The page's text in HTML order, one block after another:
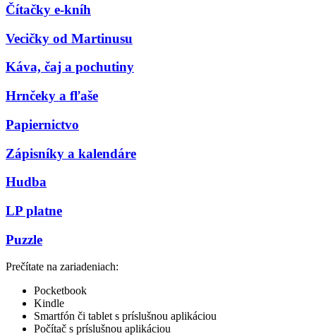
Čítačky e-kníh
Vecičky od Martinusu
Káva, čaj a pochutiny
Hrnčeky a fľaše
Papiernictvo
Zápisníky a kalendáre
Hudba
LP platne
Puzzle
Prečítate na zariadeniach:
Pocketbook
Kindle
Smartfón či tablet s príslušnou aplikáciou
Počítač s príslušnou aplikáciou